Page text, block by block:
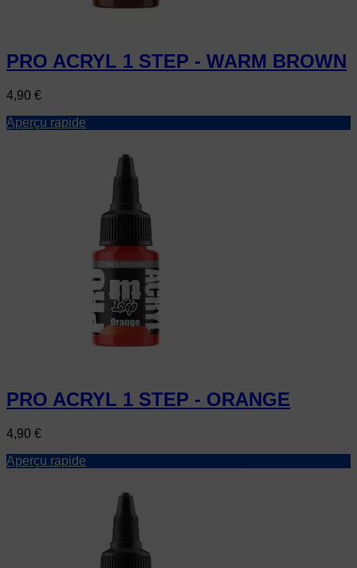
PRO ACRYL 1 STEP - WARM BROWN
Prix
4,90 €
Aperçu rapide
PRO ACRYL 1 STEP - ORANGE
Prix
4,90 €
Aperçu rapide